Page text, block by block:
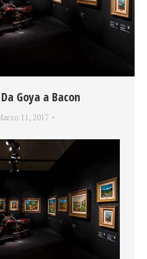
Goya a Bacon
11, 2017